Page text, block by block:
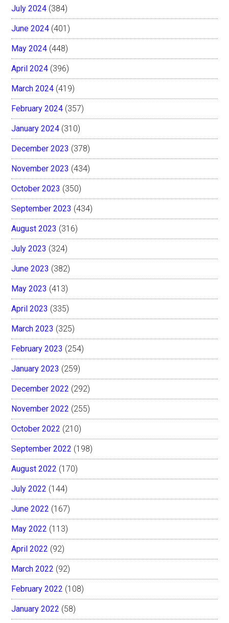
July 2024 (384)
June 2024 (401)
May 2024 (448)
April 2024 (396)
March 2024 (419)
February 2024 (357)
January 2024 (310)
December 2023 (378)
November 2023 (434)
October 2023 (350)
September 2023 (434)
August 2023 (316)
July 2023 (324)
June 2023 (382)
May 2023 (413)
April 2023 (335)
March 2023 (325)
February 2023 (254)
January 2023 (259)
December 2022 (292)
November 2022 (255)
October 2022 (210)
September 2022 (198)
August 2022 (170)
July 2022 (144)
June 2022 (167)
May 2022 (113)
April 2022 (92)
March 2022 (92)
February 2022 (108)
January 2022 (58)